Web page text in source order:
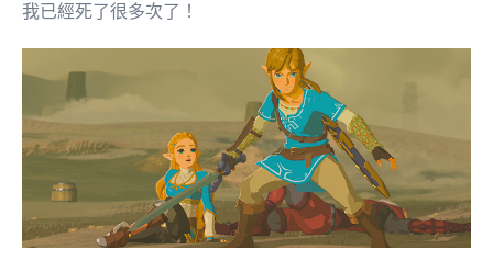
我已經死了很多次了！